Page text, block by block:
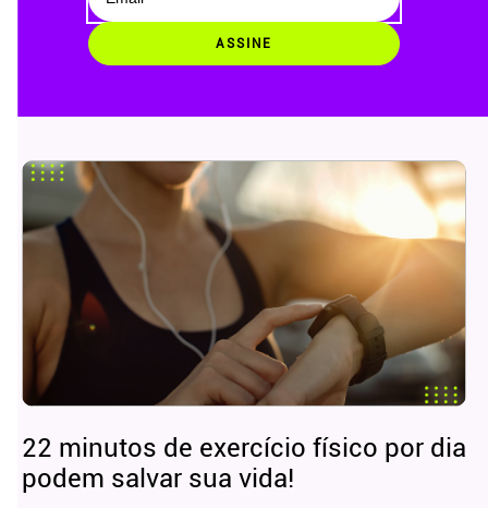
ASSINE
22 minutos de exercício físico por dia
podem salvar sua vida!